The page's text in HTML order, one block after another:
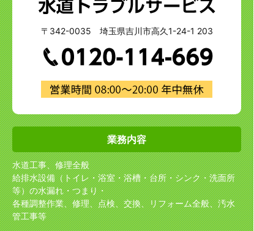
〒342-0035 埼玉県吉川市高久1-24-1 203
業務内容
水道工事、修理全般
給排水設備（トイレ・浴室・浴槽・台所・シンク・洗面所
等）の水漏れ・つまり・
各種調整作業、修理、点検、交換、リフォーム全般、汚水
管工事等